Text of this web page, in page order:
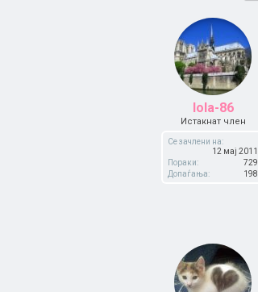
lola-86
Истакнат член
Се зачлени на:
12 мај 2011
Пораки:
729
Допаѓања:
198